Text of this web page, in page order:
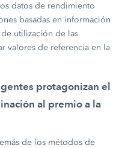
datos de rendimiento
basadas en información
utilización de las
valores de referencia en la
protagonizan el
al premio a la
de los métodos de